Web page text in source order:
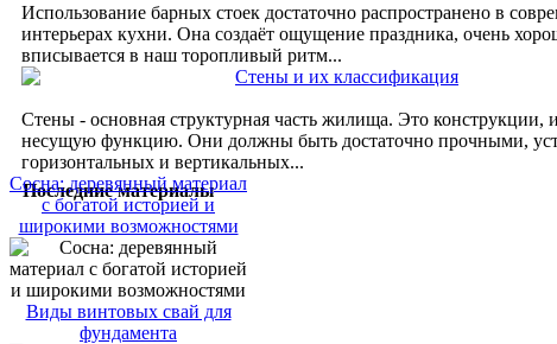
Использование барных стоек достаточно распространено в
интерьерах кухни. Она создаёт ощущение праздника, очень
вписывается в наш торопливый ритм...
Стены и их классификация
Стены - основная структурная часть жилища. Это
несущую функцию. Они должны быть достаточно прочными,
горизонтальных и вертикальных...
Последние материалы
Сосна: деревянный материал
с богатой историей и
широкими возможностями
Виды винтовых свай для
фундамента